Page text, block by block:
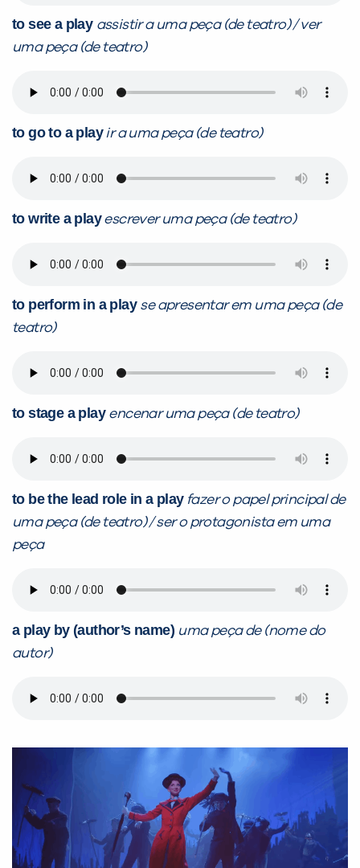
to see a play assistir a uma peça (de teatro) / ver
uma peça (de teatro)
to go to a play ir a uma peça (de teatro)
to write a play escrever uma peça (de teatro)
to perform in a play se apresentar em uma peça (de
teatro)
to stage a play encenar uma peça (de teatro)
to be the lead role in a play fazer o papel principal de
uma peça (de teatro) / ser o protagonista em uma
peça
a play by (author’s name) uma peça de (nome do
autor)